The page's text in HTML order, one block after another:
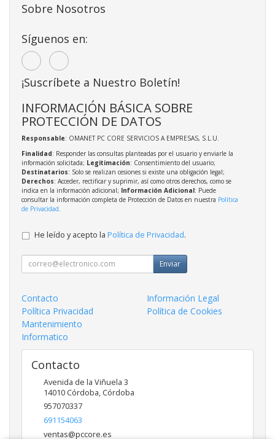
Sobre Nosotros
Síguenos en:
¡Suscríbete a Nuestro Boletín!
INFORMACIÓN BÁSICA SOBRE
PROTECCIÓN DE DATOS
Responsable: OMANET PC CORE SERVICIOS A EMPRESAS, S.L.U.
Finalidad: Responder las consultas planteadas por el usuario y enviarle la
información solicitada; Legitimación: Consentimiento del usuario;
Destinatarios: Solo se realizan cesiones si existe una obligación legal;
Derechos: Acceder, rectificar y suprimir, así como otros derechos, como se
indica en la información adicional; Información Adicional: Puede
consultar la información completa de Protección de Datos en nuestra Política
de Privacidad
He leído y acepto la Política de Privacidad.
Enviar
Contacto
Información Legal
Política Privacidad
Política de Cookies
Mantenimiento
Informatico
Contacto
Avenida de la Viñuela 3
14010 Córdoba, Córdoba
957070337
691154063
ventas@pccore.es